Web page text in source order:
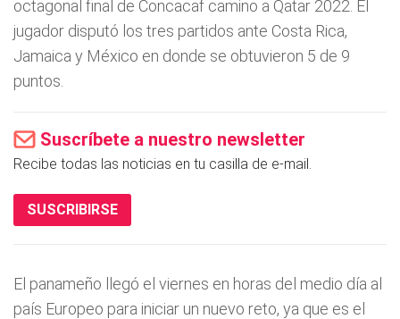
octagonal final de Concacaf camino a Qatar 2022. El
jugador disputó los tres partidos ante Costa Rica,
Jamaica y México en donde se obtuvieron 5 de 9
puntos.
Suscríbete a nuestro newsletter
Recibe todas las noticias en tu casilla de e-mail.
SUSCRIBIRSE
El panameño llegó el viernes en horas del medio día al
país Europeo para iniciar un nuevo reto, ya que es el